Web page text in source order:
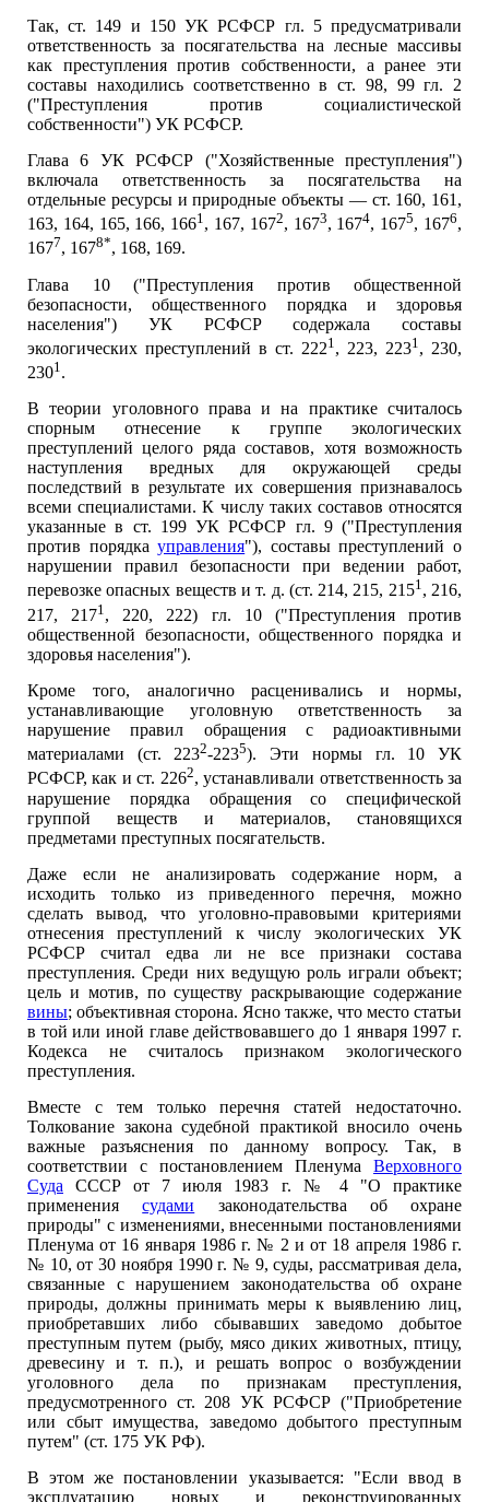
Так, ст. 149 и 150 УК РСФСР гл. 5 предусматривали
ответственность за посягательства на лесные массивы
как преступления против собственности, а ранее эти
составы находились соответственно в ст. 98, 99 гл. 2
("Преступления против социалистической
собственности") УК РСФСР.
Глава 6 УК РСФСР ("Хозяйственные преступления")
включала ответственность за посягательства на
отдельные ресурсы и природные объекты — ст. 160, 161,
163, 164, 165, 166, 1661, 167, 1672, 1673, 1674, 1675, 1676,
1677, 1678*, 168, 169.
Глава 10 ("Преступления против общественной
безопасности, общественного порядка и здоровья
населения") УК РСФСР содержала составы
экологических преступлений в ст. 2221 , 223, 2231 , 230,
2301 .
В теории уголовного права и на практике считалось
спорным отнесение к группе экологических
преступлений целого ряда составов, хотя возможность
наступления вредных для окружающей среды
последствий в результате их совершения признавалось
всеми специалистами. К числу таких составов относятся
указанные в ст. 199 УК РСФСР гл. 9 ("Преступления
против порядкауправления"), составы преступлений о
нарушении правил безопасности при ведении работ,
перевозке опасных веществ и т. д. (ст. 214, 215, 2151, 216,
217, 2171 , 220, 222) гл. 10 ("Преступления против
общественной безопасности, общественного порядка и
здоровья населения").
Кроме того, аналогично расценивались и нормы,
устанавливающие уголовную ответственность за
нарушение правил обращения с радиоактивными
материалами (ст. 2232-2235). Эти нормы гл. 10 УК
РСФСР, как и ст. 2262, устанавливали ответственность за
нарушение порядка обращения со специфической
группой веществ и материалов, становящихся
предметами преступных посягательств.
Даже если не анализировать содержание норм, а
исходить только из приведенного перечня, можно
сделать вывод, что уголовно-правовыми критериями
отнесения преступлений к числу экологических УК
РСФСР считал едва ли не все признаки состава
преступления. Среди них ведущую роль играли объект;
цель и мотив, по существу раскрывающие содержание
вины; объективная сторона. Ясно также, что место статьи
в той или иной главе действовавшего до 1 января 1997 г.
Кодекса не считалось признаком экологического
преступления.
Вместе с тем только перечня статей недостаточно.
Толкование закона судебной практикой вносило очень
важные разъяснения по данному вопросу. Так, в
соответствии с постановлением Пленума Верховного
Суда СССР от 7 июля 1983 г. № 4 "О практике
применениясудами законодательства об охране
природы" с изменениями, внесенными постановлениями
Пленума от 16 января 1986 г. № 2 и от 18 апреля 1986 г.
№ 10, от 30 ноября 1990 г. № 9, суды, рассматривая дела,
связанные с нарушением законодательства об охране
природы, должны принимать меры к выявлению лиц,
приобретавших либо сбывавших заведомо добытое
преступным путем (рыбу, мясо диких животных, птицу,
древесину и т. п.), и решать вопрос о возбуждении
уголовного дела по признакам преступления,
предусмотренного ст. 208 УК РСФСР ("Приобретение
или сбыт имущества, заведомо добытого преступным
путем" (ст. 175 УК РФ).
В этом же постановлении указывается: "Если ввод в
эксплуатацию новых и реконструированных